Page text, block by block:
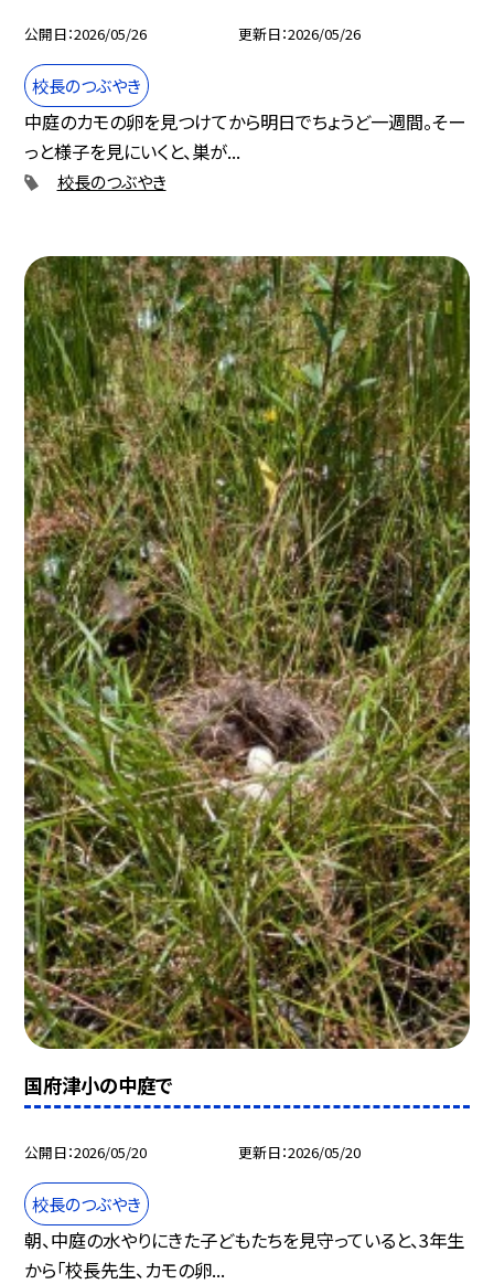
公開日 2026/05/26 更新日 2026/05/26
校長のつぶやき
中庭のカモの卵を見つけてから明日でちょうど一週間。そー
っと様子を見にいくと、巣が...
校長のつぶやき
国府津小の中庭で
公開日 2026/05/20 更新日 2026/05/20
校長のつぶやき
朝、中庭の水やりにきた子どもたちを見守っていると、3年生
から「校長先生、カモの卵...